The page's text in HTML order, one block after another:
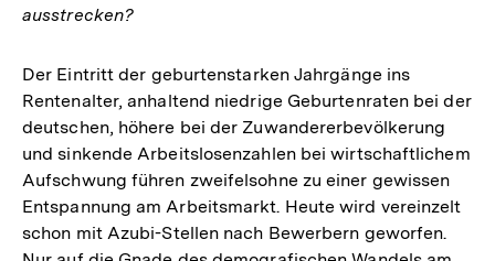
ausstrecken?
Der Eintritt der geburtenstarken Jahrgänge ins
Rentenalter, anhaltend niedrige Geburtenraten bei der
deutschen, höhere bei der Zuwandererbevölkerung
und sinkende Arbeitslosenzahlen bei wirtschaftlichem
Aufschwung führen zweifelsohne zu einer gewissen
Entspannung am Arbeitsmarkt. Heute wird vereinzelt
schon mit Azubi-Stellen nach Bewerbern geworfen.